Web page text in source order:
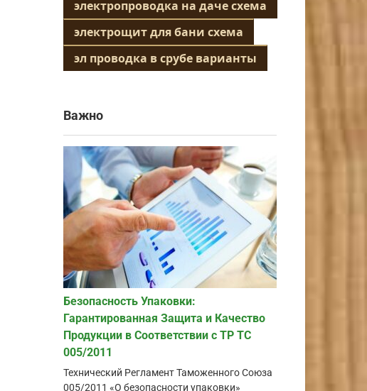
электропроводка на даче схема
электрощит для бани схема
эл проводка в срубе варианты
Важно
Безопасность Упаковки:
Гарантированная Защита и Качество
Продукции в Соответствии с ТР ТС
005/2011
Технический Регламент Таможенного Союза
005/2011 «О безопасности упаковки»